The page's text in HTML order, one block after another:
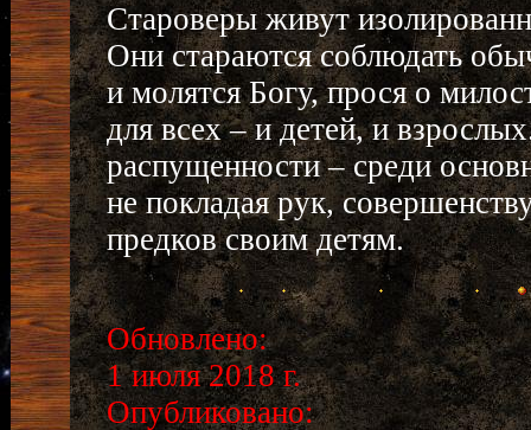
Староверы живут
Они стараются соблюдать
и молятся Богу, прося о
для всех – и детей, и
распущенности – среди
не покладая рук,
предков своим детям.
Обновлено:
1 июля 2018 г.
Опубликовано: